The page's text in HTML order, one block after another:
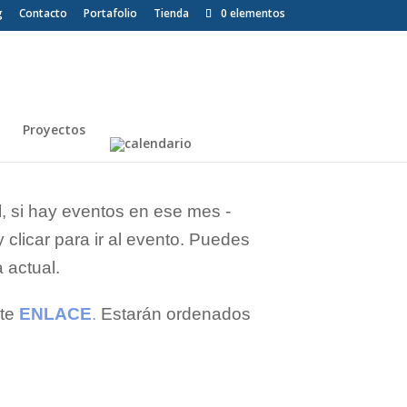
Contacto Portafolio Tienda 0 elementos
Proyectos
si hay eventos en ese mes -
para ir al evento. Puedes
actual.
ENLACE. Estarán ordenados